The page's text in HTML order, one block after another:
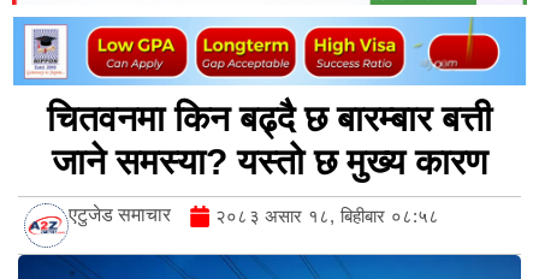
चितवनमा किन बढ्दै छ बारम्बार बत्ती
जाने समस्या? यस्तो छ मुख्य कारण
एटुजेड समाचार २०८३ असार १८, बिहीबार ०८:५८